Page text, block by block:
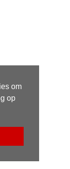
om
op